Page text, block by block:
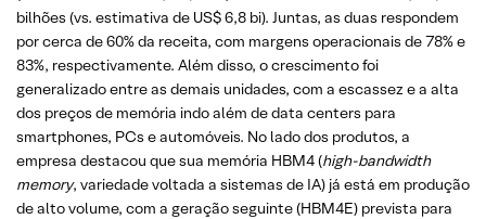
bilhões (vs. estimativa de US$ 6,8 bi). Juntas, as duas respondem
por cerca de 60% da receita, com margens operacionais de 78% e
83%, respectivamente. Além disso, o crescimento foi
generalizado entre as demais unidades, com a escassez e a alta
dos preços de memória indo além de data centers para
smartphones, PCs e automóveis. No lado dos produtos, a
empresa destacou que sua memória HBM4 (high-bandwidth
memory, variedade voltada a sistemas de IA) já está em produção
de alto volume, com a geração seguinte (HBM4E) prevista para